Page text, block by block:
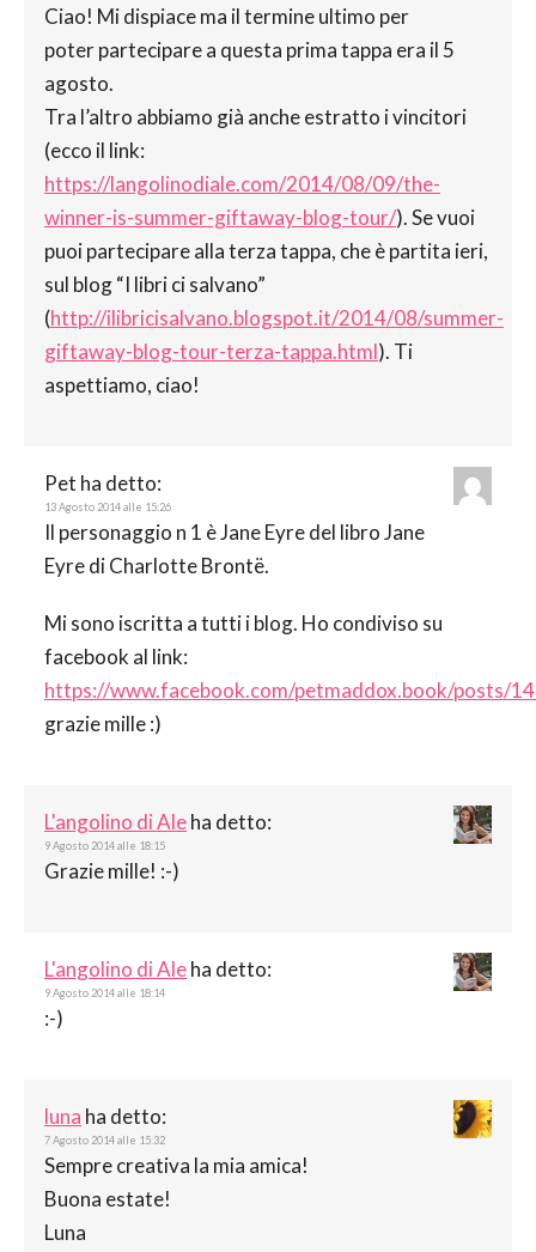
Ciao! Mi dispiace ma il termine ultimo per
poter partecipare a questa prima tappa era il 5
agosto.
Tra l’altro abbiamo già anche estratto i vincitori
(ecco il link:
https://langolinodiale.com/2014/08/09/the-
winner-is-summer-giftaway-blog-tour/). Se vuoi
puoi partecipare alla terza tappa, che è partita ieri,
sul blog “I libri ci salvano”
(http://ilibricisalvano.blogspot.it/2014/08/summer-
giftaway-blog-tour-terza-tappa.html). Ti
aspettiamo, ciao!
Pet ha detto:
13 Agosto 2014 alle 15:26
Il personaggio n 1 è Jane Eyre del libro Jane
Eyre di Charlotte Brontë.
Mi sono iscritta a tutti i blog. Ho condiviso su
facebook al link:
https://www.facebook.com/petmaddox.book/posts/
grazie mille :)
L'angolino di Aleha detto:
9 Agosto 2014 alle 18:15
Grazie mille! :-)
L'angolino di Aleha detto:
9 Agosto 2014 alle 18:14
:-)
luna ha detto:
7 Agosto 2014 alle 15:32
Sempre creativa la mia amica!
Buona estate!
Luna